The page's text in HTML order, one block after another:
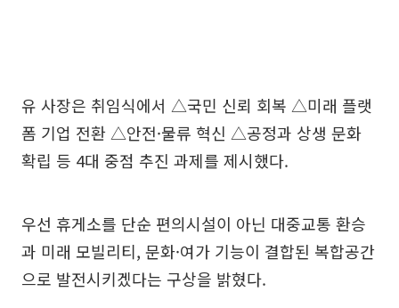
유 사장은 취임식에서 △국민 신뢰 회복 △미래 플랫
폼 기업 전환 △안전·물류 혁신 △공정과 상생 문화
확립 등 4대 중점 추진 과제를 제시했다.
우선 휴게소를 단순 편의시설이 아닌 대중교통 환승
과 미래 모빌리티, 문화·여가 기능이 결합된 복합공간
으로 발전시키겠다는 구상을 밝혔다.